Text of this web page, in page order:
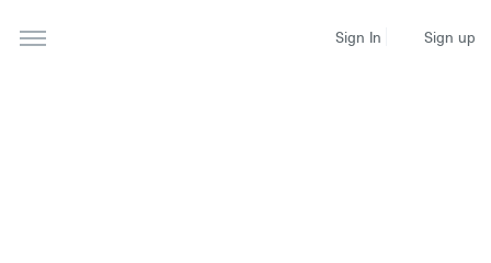
Sign In Sign up